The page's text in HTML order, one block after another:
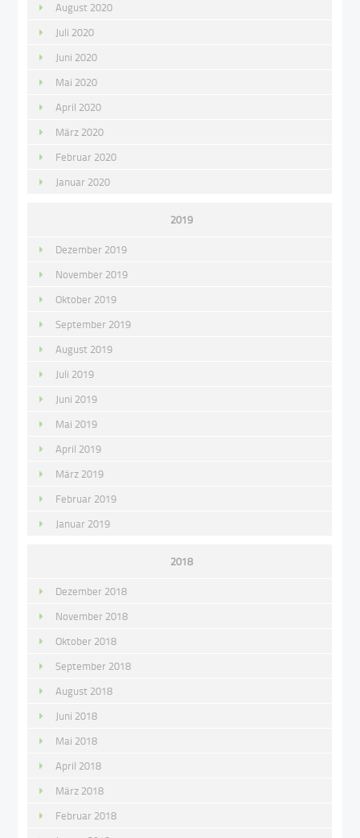
August 2020
Juli 2020
Juni 2020
Mai 2020
April 2020
März 2020
Februar 2020
Januar 2020
2019
Dezember 2019
November 2019
Oktober 2019
September 2019
August 2019
Juli 2019
Juni 2019
Mai 2019
April 2019
März 2019
Februar 2019
Januar 2019
2018
Dezember 2018
November 2018
Oktober 2018
September 2018
August 2018
Juni 2018
Mai 2018
April 2018
März 2018
Februar 2018